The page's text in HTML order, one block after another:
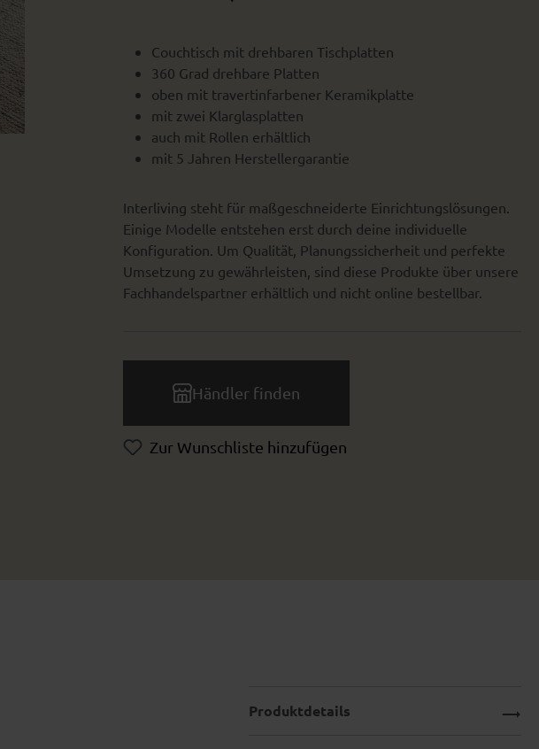
Couchtisch mit drehbaren Tischplatten
360 Grad drehbare Platten
oben mit travertinfarbener Keramikplatte
mit zwei Klarglasplatten
auch mit Rollen erhältlich
mit 5 Jahren Herstellergarantie
Interliving steht für maßgeschneiderte Einrichtungslösungen.
Einige Modelle entstehen erst durch deine individuelle
Konfiguration. Um Qualität, Planungssicherheit und perfekte
Umsetzung zu gewährleisten, sind diese Produkte über unsere
Fachhandelspartner erhältlich und nicht online bestellbar.
Händler finden
Zur Wunschliste hinzufügen
Produktdetails